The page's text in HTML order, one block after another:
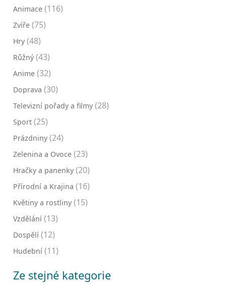
Animace (116)
Zvíře (75)
Hry (48)
Růžný (43)
Anime (32)
Doprava (30)
Televizní pořady a filmy (28)
Sport (25)
Prázdniny (24)
Zelenina a Ovoce (23)
Hračky a panenky (20)
Přírodní a Krajina (16)
Květiny a rostliny (15)
Vzdělání (13)
Dospělí (12)
Hudební (11)
Ze stejné kategorie